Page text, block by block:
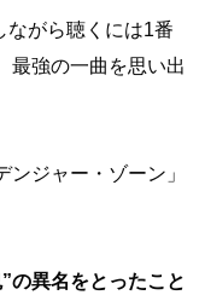
ながら聴くには1番
最強の一曲を思い出
ジャー・ゾーン」
の異名をとったこと